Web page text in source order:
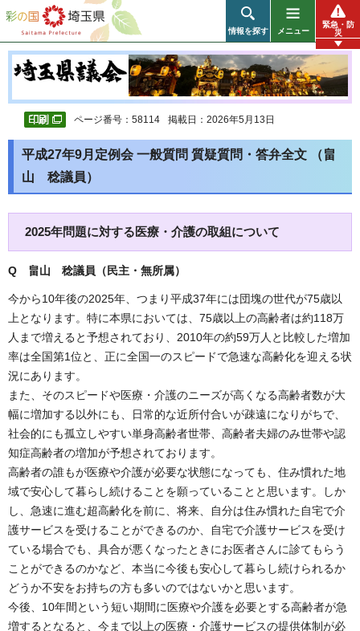
彩の国 埼玉県
情報を探す メニュー
緊急・防
災
ページ番号：58114 掲載日：2026年5月13日
平成27年9月定例会 一般質問 質疑質問・答弁全文 （畠
山 稔議員）
2025年問題に対する医療・介護の取組について
Q 畠山 稔議員（民主・無所属）
今から10年後の2025年、つまり平成37年には団塊の世代が75歳以
上となります。特に本県においては、75歳以上の高齢者は約118万
人まで増えると予想されており、2010年の約59万人と比較した増加
率は全国第1位と、正に全国一のスピードで急速な高齢化を迎える状
況にあります。
また、そのスピードや医療・介護のニーズが高くなる高齢者数が大
幅に増加する以外にも、日常的な近所付合いが疎遠になりがちで、
社会的にも孤立しやすい単身高齢者世帯、高齢者夫婦のみ世帯や認
知症高齢者の増加が予想されております。
高齢者の誰もが医療や介護が必要な状態になっても、住み慣れた地
域で安心して暮らし続けることを願っていることと思います。しか
し、急速に進む超高齢化を前に、将来、自分は住み慣れた自宅で介
護サービスを受けることができるのか、自宅で介護サービスを受け
ている場合でも、具合が悪くなったときにお医者さんに診てもらう
ことができるのかなど、本当に今後も安心して暮らし続けられるか
どうか不安をお持ちの方も多いのではないかと思います。
今後、10年間という短い期間に医療や介護を必要とする高齢者が急
増するとなると、今まで以上の医療・介護サービスの提供体制が必